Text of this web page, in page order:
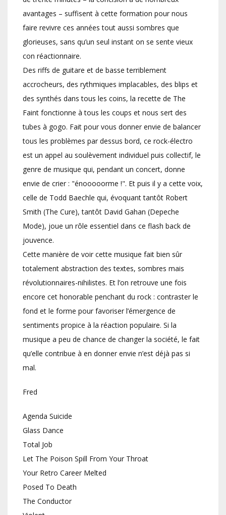
avantages – suffisent à cette formation pour nous
faire revivre ces années tout aussi sombres que
glorieuses, sans qu’un seul instant on se sente vieux
con réactionnaire.
Des riffs de guitare et de basse terriblement
accrocheurs, des rythmiques implacables, des blips et
des synthés dans tous les coins, la recette de The
Faint fonctionne à tous les coups et nous sert des
tubes à gogo. Fait pour vous donner envie de balancer
tous les problèmes par dessus bord, ce rock-électro
est un appel au soulèvement individuel puis collectif, le
genre de musique qui, pendant un concert, donne
envie de crier : "énooooorme !". Et puis il y a cette voix,
celle de Todd Baechle qui, évoquant tantôt Robert
Smith (The Cure), tantôt David Gahan (Depeche
Mode), joue un rôle essentiel dans ce flash back de
jouvence.
Cette manière de voir cette musique fait bien sûr
totalement abstraction des textes, sombres mais
révolutionnaires-nihilistes. Et l’on retrouve une fois
encore cet honorable penchant du rock : contraster le
fond et le forme pour favoriser l’émergence de
sentiments propice à la réaction populaire. Si la
musique a peu de chance de changer la société, le fait
qu’elle contribue à en donner envie n’est déjà pas si
mal.
Fred
Agenda Suicide
Glass Dance
Total Job
Let The Poison Spill From Your Throat
Your Retro Career Melted
Posed To Death
The Conductor